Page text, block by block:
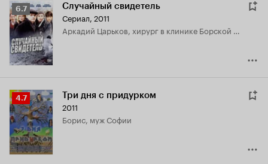
Рейтинг
Кинопоиска
6.7
6.7 Случайный свидетель
Сериал, 2011
Аркадий Царьков, хирург в клинике Борской и друг семьи
Рейтинг
Кинопоиска
4.7
4.7 Три дня с придурком
2011
Борис, муж Софии